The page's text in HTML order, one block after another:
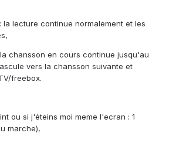
la lecture continue normalement et les
chansson en cours continue jusqu'au
vers la chansson suivante et
freebox.
ou si j'éteins moi meme l'ecran : 1
marche),